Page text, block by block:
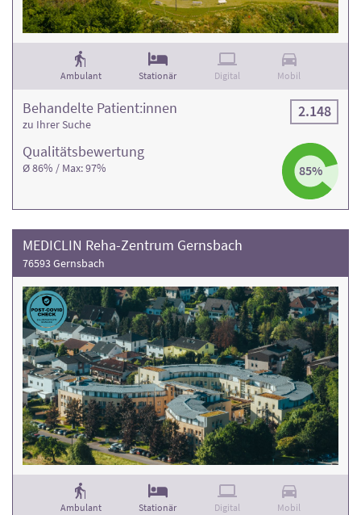
Ambulant Stationär Digital Mobil
Qualitäts­bewertung
Ø 86% / Max: 97% 85%
Behandelte Patient:innen
zu Ihrer Suche
2.148
MEDICLIN Reha-Zentrum Gernsbach
76593 Gernsbach
Ambulant Stationär Digital Mobil